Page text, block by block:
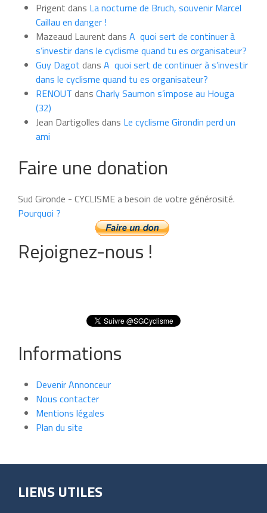
moisPrigent dans La nocturne de Bruch, souvenir Marcel
Caillau en danger !
Mazeaud Laurent dans A quoi sert de continuer à
s’investir dans le cyclisme quand tu es organisateur?
Guy Dagot dans A quoi sert de continuer à s’investir
dans le cyclisme quand tu es organisateur?
RENOUT dans Charly Saumon s’impose au Houga
(32)
Jean Dartigolles dans Le cyclisme Girondin perd un
ami
Faire une donation
Sud Gironde - CYCLISME a besoin de votre générosité.
Pourquoi ?
Rejoignez-nous !
Informations
Devenir Annonceur
Nous contacter
Mentions légales
Plan du site
LIENS UTILES